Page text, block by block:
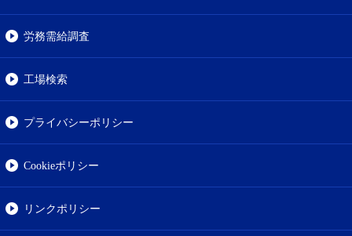
労務需給調査
工場検索
プライバシーポリシー
Cookieポリシー
リンクポリシー